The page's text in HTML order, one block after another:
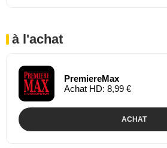
à l'achat
PremiereMax
Achat HD: 8,99 €
ACHAT